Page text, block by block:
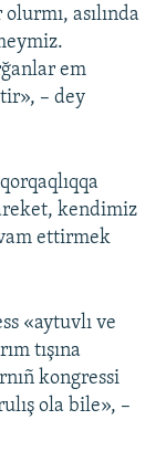
asılında
em
– dey
kendimiz
ettirmek
«aytuvlı ve
tışına
kongressi
ola bile», –